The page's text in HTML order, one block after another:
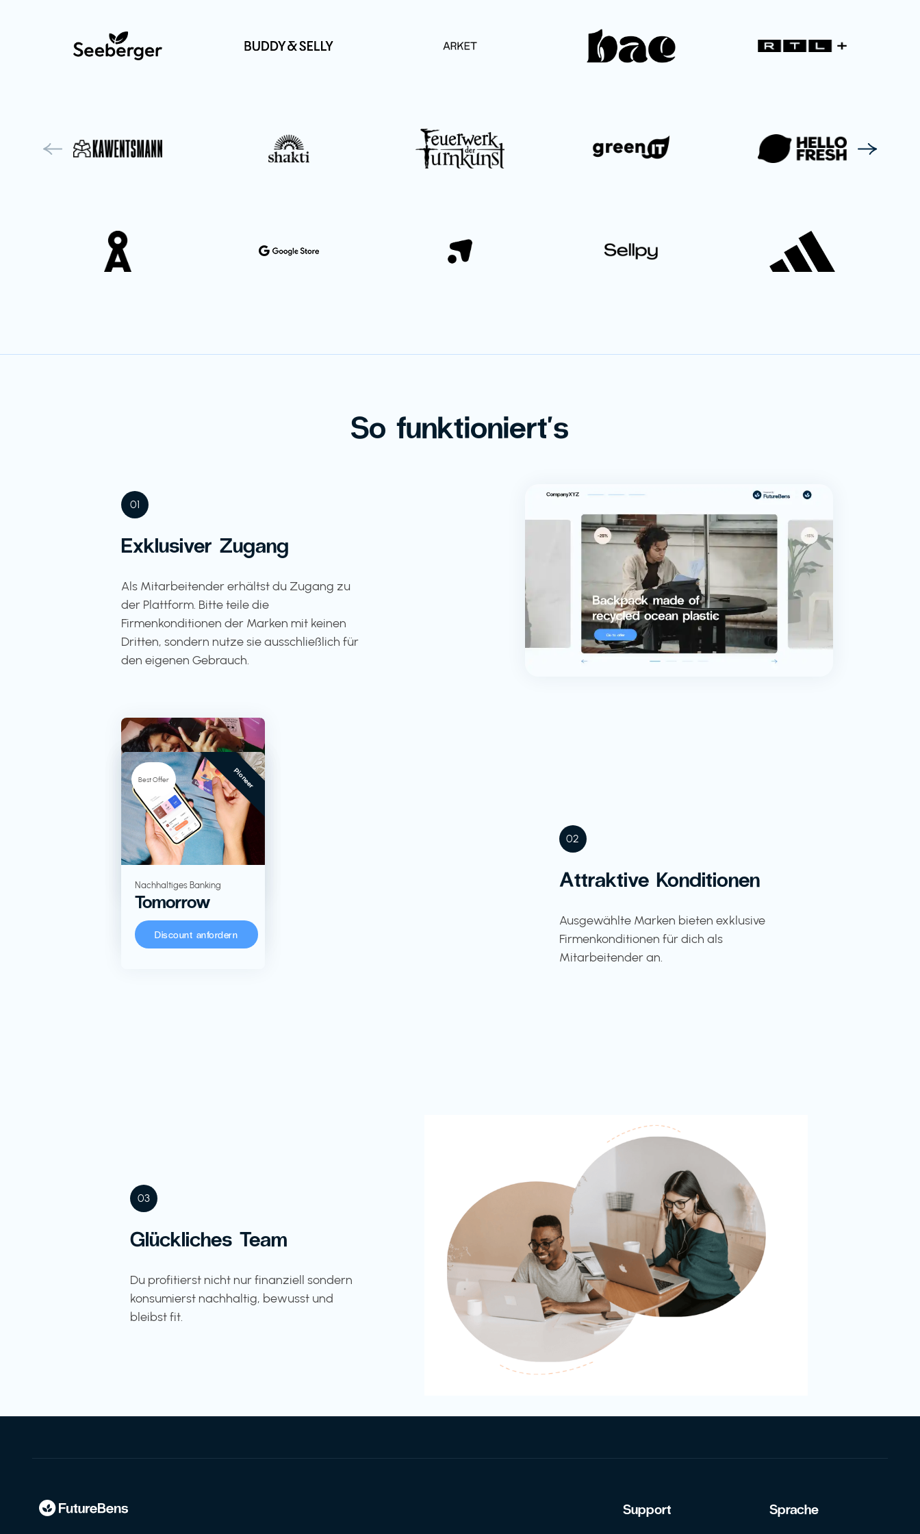
So funktioniert's
01
Exklusiver Zugang
Als Mitarbeitender erhältst du Zugang zu
der Plattform. Bitte teile die
Firmenkonditionen der Marken mit keinen
Dritten, sondern nutze sie ausschließlich für
den eigenen Gebrauch.
02
Attraktive Konditionen
Ausgewählte Marken bieten exklusive
Firmenkonditionen für dich als
Mitarbeitender an.
TV + Streaming
RTL+
-5%
Lebensmittel in
Großverpackungen
KoRo
Best Offer Pioneer
Nachhaltiges Banking
Tomorrow
Discount anfordern
03
Glückliches Team
Du profitierst nicht nur finanziell sondern
konsumierst nachhaltig, bewusst und
bleibst fit.
Support Sprache